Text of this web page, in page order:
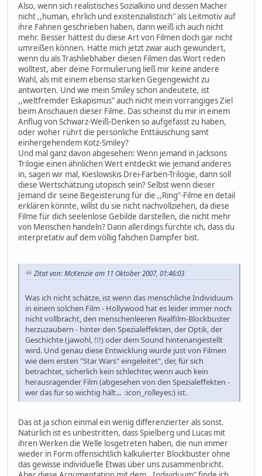
Also, wenn sich realistisches Sozialkino und dessen Macher
nicht ,,human, ehrlich und existenzialistisch" als Leitmotiv auf
ihre Fahnen geschrieben haben, dann weiß ich auch nicht
mehr. Besser hättest du diese Art von Filmen doch gar nicht
umreißen können. Hätte mich jetzt zwar auch gewundert,
wenn du als Trashliebhaber diesen Filmen das Wort reden
wolltest, aber deine Formulierung ließ mir keine andere
Wahl, als mit einem ebenso starken Gegengewicht zu
antworten. Und wie mein Smiley schon andeutete, ist
,,weltfremder Eskapismus" auch nicht mein vorrangiges Ziel
beim Anschauen dieser Filme. Das scheinst du mir in einem
Anflug von Schwarz-Weiß-Denken so aufgefasst zu haben,
oder woher rührt die persönliche Enttäuschung samt
einhergehendem Kotz-Smiley?
Und mal ganz davon abgesehen: Wenn jemand in Jacksons
Trilogie einen ähnlichen Wert entdeckt wie jemand anderes
in, sagen wir mal, Kieslowskis Drei-Farben-Trilogie, dann soll
diese Wertschätzung utopisch sein? Selbst wenn dieser
Jemand dir seine Begeisterung für die ,,Ring"-Filme en detail
erklären könnte, willst du sie nicht nachvollziehen, da diese
Filme für dich seelenlose Gebilde darstellen, die nicht mehr
von Menschen handeln? Dann allerdings fürchte ich, dass du
interpretativ auf dem völlig falschen Dampfer bist.
Zitat von: McKenzie am 11 Oktober 2007, 01:46:03
Was ich nicht schätze, ist wenn das menschliche Individuum
in einem solchen Film - Hollywood hat es leider immer noch
nicht vollbracht, den menschenleeren Realfilm-Blockbuster
herzuzaubern - hinter den Spezialeffekten, der Optik, der
Geschichte (jawohl, !!!) oder dem Sound hintenangestellt
wird. Und genau diese Entwicklung wurde just von Filmen
wie dem ersten "Star Wars" eingeleitet", der, für sich
betrachtet, sicherlich kein schlechter, wenn auch kein
herausragender Film (abgesehen von den Spezialeffekten -
wer das für so wichtig hält... :icon_rolleyes:) ist.
Das ist ja schon einmal ein wenig differenzierter als sonst.
Natürlich ist es unbestritten, dass Spielberg und Lucas mit
ihren Werken die Welle losgetreten haben, die nun immer
wieder in Form offensichtlich kalkulierter Blockbuster ohne
das gewisse individuelle Etwas über uns zusammenbricht.